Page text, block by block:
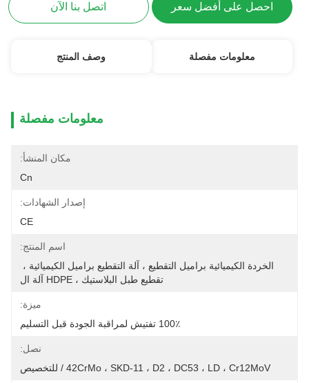
احصل على أفضل سعر اتصل بنا الآن
معلومات مفصلة وصف المنتج
معلومات مفصلة
مكان المنشأ:
Cn
إصدار الشهادات:
CE
اسم المنتج:
تقطيع طبل البلاستيك ، HDPE آلة ال
ميزة:
100٪ تفتيش لمراقبة الجودة قبل التسليم
نصل:
42CrMo ، SKD-11 ، D2 ، DC53 ، LD ، Cr12MoV / للتخصيص